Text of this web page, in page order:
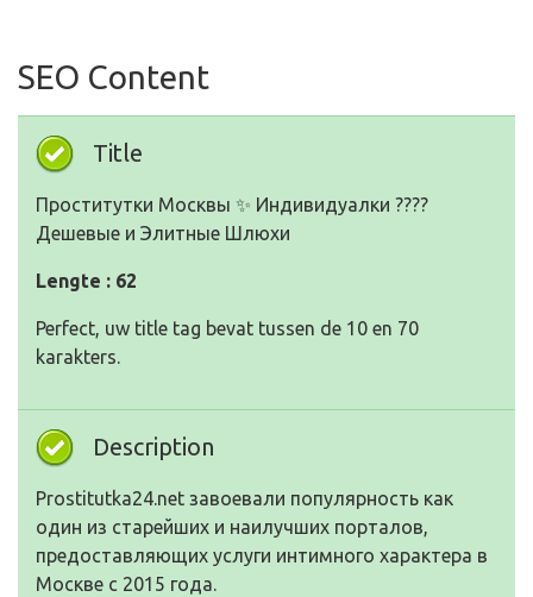
SEO Content
Title
Проститутки Москвы ✨ Индивидуалки ????
Дешевые и Элитные Шлюхи
Lengte : 62
Perfect, uw title tag bevat tussen de 10 en 70
karakters.
Description
Prostitutka24.net завоевали популярность как
один из старейших и наилучших порталов,
предоставляющих услуги интимного характера в
Москве с 2015 года.